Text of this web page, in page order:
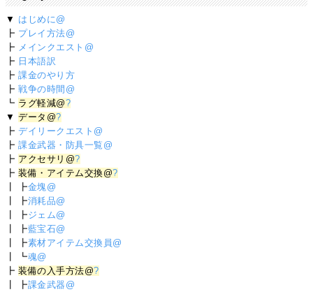
▼ はじめに@
┣ プレイ方法@
┣ メインクエスト@
┣ 日本語訳
┣課金のやり方
┣戦争の時間@
┗ ラグ軽減@?
▼データ@?
┣デイリークエスト@
┣課金武器・防具一覧@
┣ アクセサリ@?
┣装備・アイテム交換@?
┃ ┣金塊@
┃ ┣消耗品@
┃ ┣ジェム@
┃ ┣藍宝石@
┃ ┣素材アイテム交換員@
┃ ┗魂@
┣装備の入手方法@?
┃ ┣課金武器@